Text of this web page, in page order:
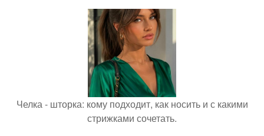
Челка - шторка: кому подходит, как носить и с какими
стрижками сочетать.